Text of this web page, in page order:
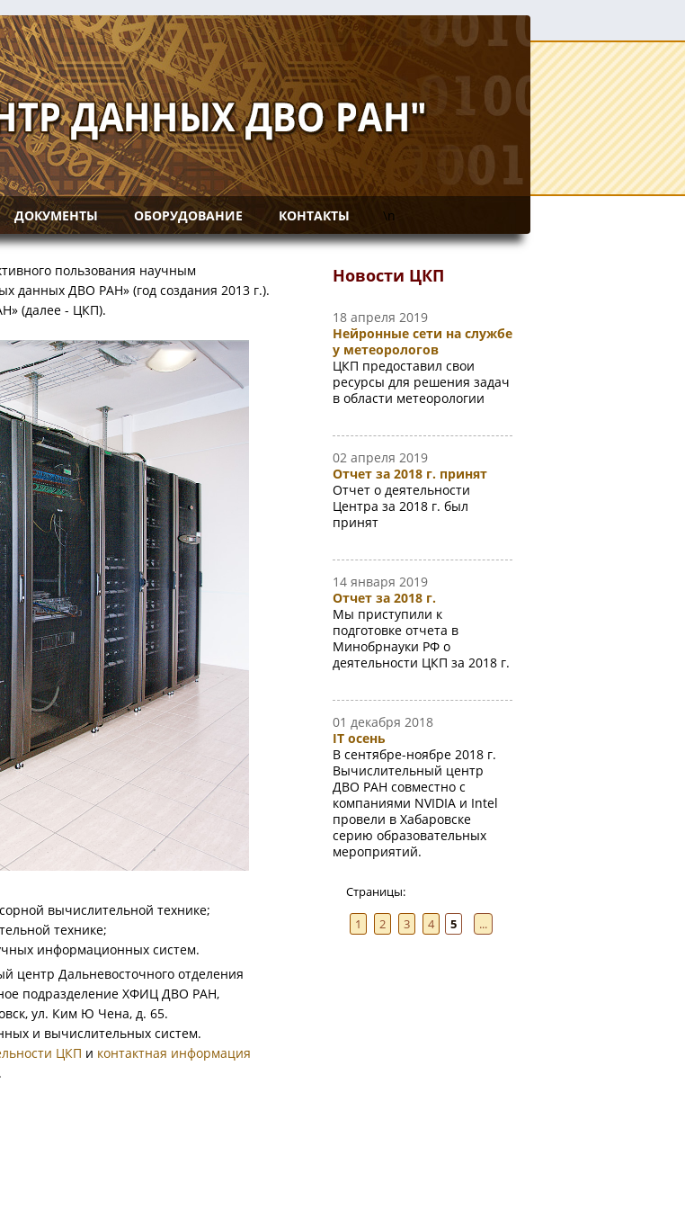
\n
ДОКУМЕНТЫ ОБОРУДОВАНИE КОНТАКТЫ
пользования научным
данных ДВО РАН» (год создания 2013 г.).
(далее - ЦКП).
вычислительной технике;
технике;
информационных систем.
центр Дальневосточного отделения
подразделение ХФИЦ ДВО РАН,
ул. Ким Ю Чена, д. 65.
и вычислительных систем.
ЦКП и контактная информация
Новости ЦКП
18 апреля 2019
Нейронные сети на службе
у метеорологов
ЦКП предоставил свои
ресурсы для решения задач
в области метеорологии
02 апреля 2019
Отчет за 2018 г. принят
Отчет о деятельности
Центра за 2018 г. был
принят
14 января 2019
Отчет за 2018 г.
Мы приступили к
подготовке отчета в
Минобрнауки РФ о
деятельности ЦКП за 2018 г.
01 декабря 2018
IT осень
В сентябре-ноябре 2018 г.
Вычислительный центр
ДВО РАН совместно с
компаниями NVIDIA и Intel
провели в Хабаровске
серию образовательных
мероприятий.
Страницы:
1
2 3 4 5 ...